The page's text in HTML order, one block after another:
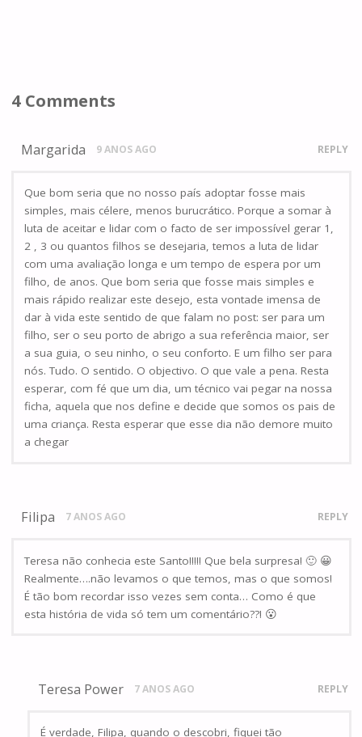
4 Comments
Margarida 9 ANOS AGO REPLY
Que bom seria que no nosso país adoptar fosse mais
simples, mais célere, menos burucrático. Porque a somar à
luta de aceitar e lidar com o facto de ser impossível gerar 1,
2 , 3 ou quantos filhos se desejaria, temos a luta de lidar
com uma avaliação longa e um tempo de espera por um
filho, de anos. Que bom seria que fosse mais simples e
mais rápido realizar este desejo, esta vontade imensa de
dar à vida este sentido de que falam no post: ser para um
filho, ser o seu porto de abrigo a sua referência maior, ser
a sua guia, o seu ninho, o seu conforto. E um filho ser para
nós. Tudo. O sentido. O objectivo. O que vale a pena. Resta
esperar, com fé que um dia, um técnico vai pegar na nossa
ficha, aquela que nos define e decide que somos os pais de
uma criança. Resta esperar que esse dia não demore muito
a chegar
Filipa 7 ANOS AGO REPLY
Teresa não conhecia este Santo!!!!! Que bela surpresa! 🙂 😀
Realmente….não levamos o que temos, mas o que somos!
É tão bom recordar isso vezes sem conta… Como é que
esta história de vida só tem um comentário??! 😮
Teresa Power 7 ANOS AGO REPLY
É verdade, Filipa, quando o descobri, fiquei tão